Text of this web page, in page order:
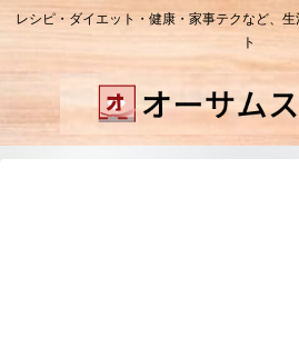
レシピ・ダイエット・健康・家事テクなど、
ト